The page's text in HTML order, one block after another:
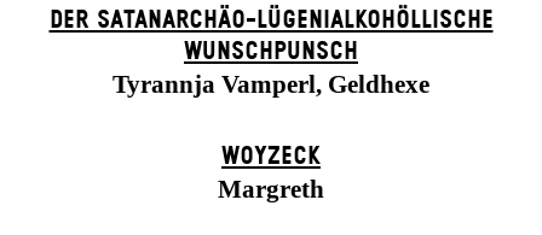
DER SATANARCHÄO-LÜGENIALKOHÖLLISCHE
WUNSCHPUNSCH
Tyrannja Vamperl, Geldhexe
WOYZECK
Margreth